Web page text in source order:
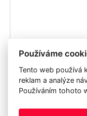
Souhlasím se
archivací pro
Používáme
Tento web používá
reklam a analýze
Používáním tohoto